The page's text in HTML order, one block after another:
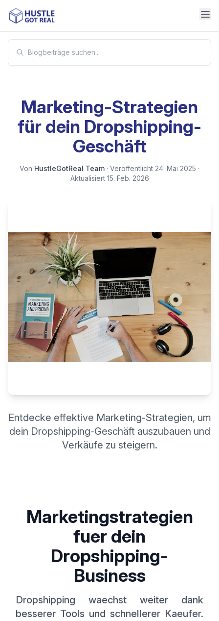
Marketing-Strategien
für dein Dropshipping-
Geschäft
Von HustleGotReal Team · Veröffentlicht 24. Mai 2025 ·
Aktualisiert 15. Feb. 2026
Entdecke effektive Marketing-Strategien, um
dein Dropshipping-Geschäft auszubauen und
Verkäufe zu steigern.
Marketingstrategien
fuer dein
Dropshipping-
Business
Dropshipping waechst weiter dank
besserer Tools und schnellerer Kaeufer.